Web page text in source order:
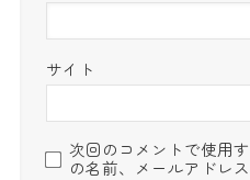
サイト
次回のコメントで使用
の名前、メールアドレ